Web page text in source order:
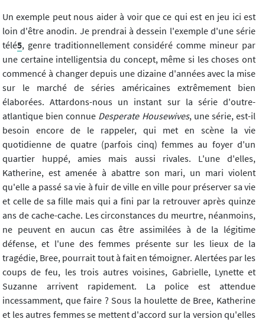
Un exemple peut nous aider à voir que ce qui est en jeu ici est
loin d'être anodin. Je prendrai à dessein l'exemple d'une série
télé5, genre traditionnellement considéré comme mineur par
une certaine intelligentsia du concept, même si les choses ont
commencé à changer depuis une dizaine d'années avec la mise
sur le marché de séries américaines extrêmement bien
élaborées. Attardons-nous un instant sur la série d'outre-
atlantique bien connue Desperate Housewives, une série, est-il
besoin encore de le rappeler, qui met en scène la vie
quotidienne de quatre (parfois cinq) femmes au foyer d'un
quartier huppé, amies mais aussi rivales. L'une d'elles,
Katherine, est amenée à abattre son mari, un mari violent
qu'elle a passé sa vie à fuir de ville en ville pour préserver sa vie
et celle de sa fille mais qui a fini par la retrouver après quinze
ans de cache-cache. Les circonstances du meurtre, néanmoins,
ne peuvent en aucun cas être assimilées à de la légitime
défense, et l'une des femmes présente sur les lieux de la
tragédie, Bree, pourrait tout à fait en témoigner. Alertées par les
coups de feu, les trois autres voisines, Gabrielle, Lynette et
Suzanne arrivent rapidement. La police est attendue
incessamment, que faire ? Sous la houlette de Bree, Katherine
et les autres femmes se mettent d'accord sur la version qu'elles